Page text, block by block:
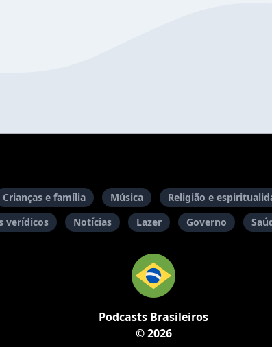
Crianças e família Música Religião e
verídicos
Notícias Lazer Governo
Podcasts Brasileiros
© 2026